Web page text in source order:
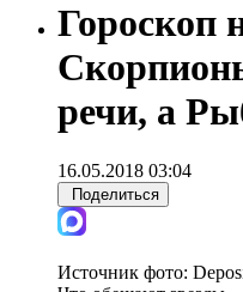
Гороскоп
речи, а
16.05.2018 03:04
Поделиться
Источник фото: